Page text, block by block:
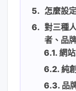
怎麼設
對三種
者、品
網
純
品